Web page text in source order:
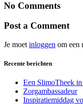
No Comments
Post a Comment
Je moet inloggen om een
Recente berichten
Een SlimoTheek
Zorgambassadeur
Inspiratiemiddag